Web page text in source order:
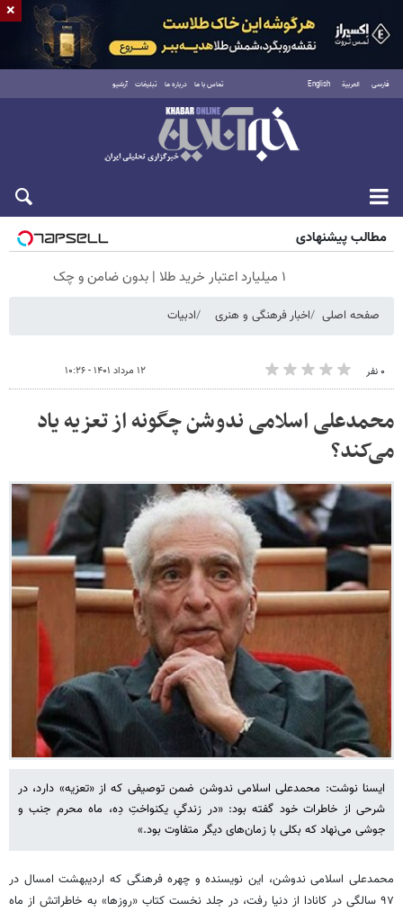
فارسی العربية English تماس با ما درباره ما تبلیغات آرشیو
شنبه ۱۷ مرداد ۱۴۰۵
مطالب پیشنهادی
۱ میلیارد اعتبار خرید طلا | بدون ضامن و چک
صفحه اصلی اخبار فرهنگی و هنری ادبیات
۰ نفر ۱۲ مرداد ۱۴۰۱ - ۱۰:۲۶
محمدعلی اسلامی ندوشن چگونه از تعزیه یاد
می‌کند؟
ایسنا نوشت: محمدعلی اسلامی ندوشن ضمن توصیفی که از «تعزیه» دارد، در
شرحی از خاطرات خود گفته بود: «در زندگیِ یکنواختِ دِه، ماه محرم جنب و
جوشی می‌نهاد که بکلی با زمان‌های دیگر متفاوت بود.»
محمدعلی اسلامی ندوشن، این نویسنده و چهره فرهنگی که اردیبهشت‌ امسال در
۹۷ سالگی در کانادا از دنیا رفت، در جلد نخست کتاب «روزها» به خاطراتش از ماه
×